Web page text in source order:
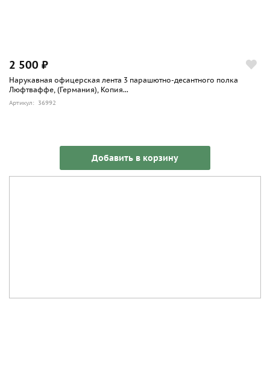
2 500 ₽
Нарукавная офицерская лента 3 парашютно-десантного полка
Люфтваффе, (Германия), Копия...
Артикул: 36992
Добавить в корзину